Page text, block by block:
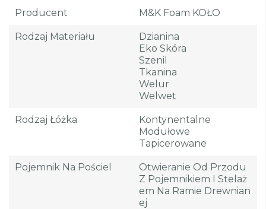
Producent M&K Foam KOŁO
Rodzaj Materiału
Dzianina
Eko Skóra
Szenil
Tkanina
Welur
Welwet
Rodzaj Łóżka
Kontynentalne
Modułowe
Tapicerowane
Pojemnik Na Pościel
Otwieranie Od Przodu
Z Pojemnikiem I Stelaż
Em Na Ramie Drewnian
Ej